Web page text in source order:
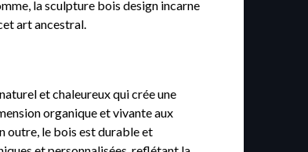
la sculpture bois design incarne
art ancestral.
et chaleureux qui crée une
organique et vivante aux
outre, le bois est durable et